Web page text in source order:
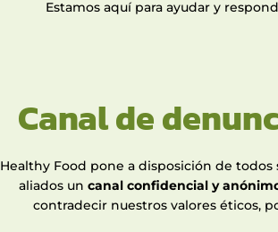
Estamos aquí para ayudar y
Canal de
Healthy Food pone a disposición de
aliados un canal confidencial y
contradecir nuestros valores éticos,